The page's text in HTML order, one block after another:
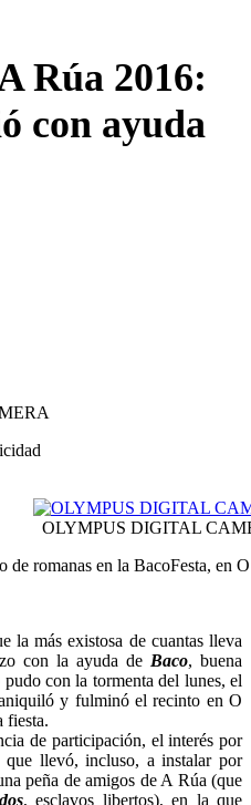
Rúa 2016:
con ayuda
OLYMPUS DIGITAL
de romanas en la BacoFesta, en
la más existosa de cuantas lleva
con la ayuda de Baco, buena
con la tormenta del lunes, el
y fulminó el recinto en O
fiesta.
de participación, el interés por
llevó, incluso, a instalar por
peña de amigos de A Rúa (que
, esclavos libertos), en la que